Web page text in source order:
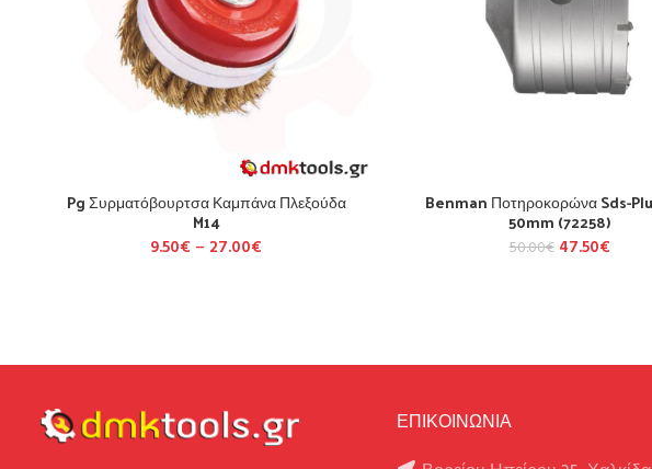
Pg Συρματόβουρτσα Καμπάνα Πλεξούδα
M14
9.50€ – 27.00€
Benman Ποτηροκορώνα Sds-
50mm (72258)
50.00€ 47.50€
ΕΠΙΚΟΙΝΩΝΙΑ